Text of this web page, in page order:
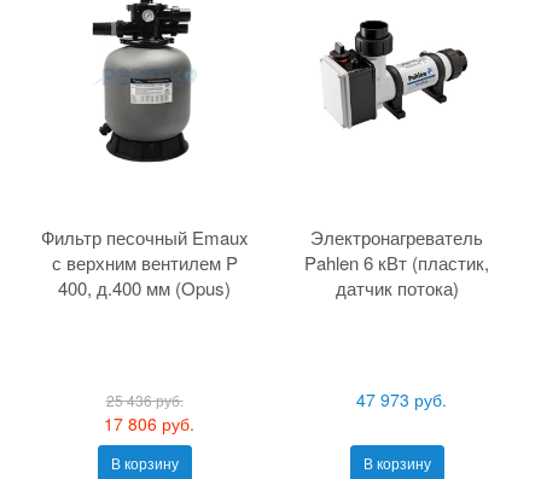
Фильтр песочный Emaux
с верхним вентилем P
400, д.400 мм (Opus)
25 436 руб.
17 806 руб.
В корзину
Электронагреватель
Pahlen 6 кВт (пластик,
датчик потока)
47 973 руб.
В корзину